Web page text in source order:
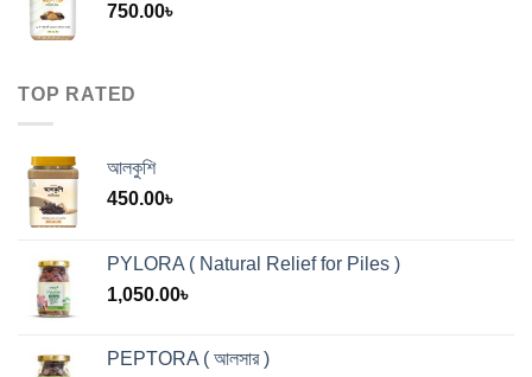
750.00৳
TOP RATED
আলকুশি
450.00৳
PYLORA ( Natural Relief for Piles )
1,050.00৳
PEPTORA ( আলসার )